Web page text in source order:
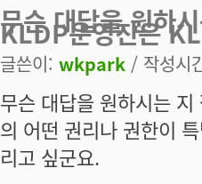
무슨 대답을 원하
KLDP운영진은
글쓴이: wkpark / 작성시
무슨 대답을 원하시는
의 어떤 권리나 권한이
리고 싶군요.